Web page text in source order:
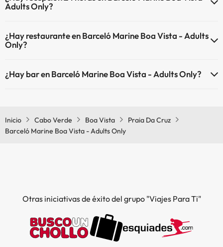
instalaciones.
Adults Only?
¿Hay restaurante en Barceló Marine Boa Vista - Adults
Only?
¿Hay bar en Barceló Marine Boa Vista - Adults Only?
Inicio Cabo Verde Boa Vista
Praia Da Cruz
Barceló Marine Boa Vista - Adults Only
Otras iniciativas de éxito del grupo "Viajes Para Ti"